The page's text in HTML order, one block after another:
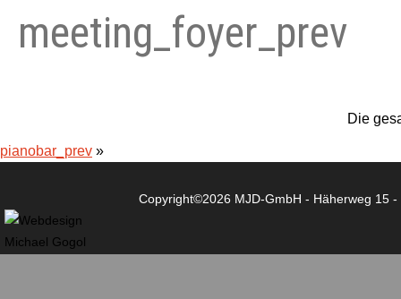
meeting_foyer_prev
Die
pianobar_prev »
Copyright©2026 MJD-GmbH - Häherweg 15